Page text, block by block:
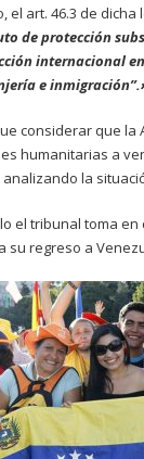
el art. 46.3 de
de protección
internacional
e
considerar que la
humanitarias a
analizando la
el tribunal toma
su regreso a